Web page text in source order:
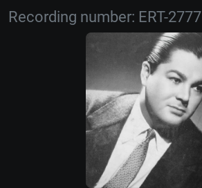
Recording number: ERT-2777